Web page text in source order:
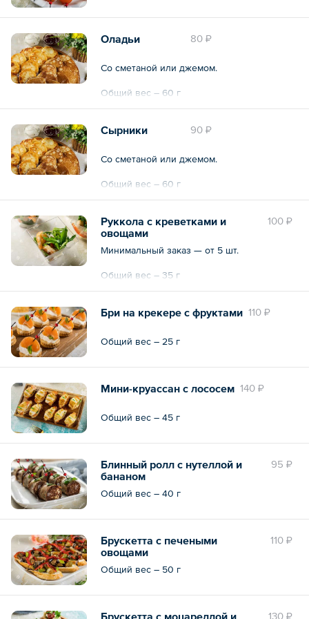
80 ₽
Оладьи
Со сметаной или джемом.
Общий вес – 60 г
90 ₽
Сырники
Со сметаной или джемом.
Общий вес – 60 г
100 ₽
Руккола с креветками и
овощами
Минимальный заказ — от 5 шт.
Общий вес – 35 г
110 ₽
Бри на крекере с фруктами
Общий вес – 25 г
140 ₽
Мини-круассан с лососем
Общий вес – 45 г
95 ₽
Блинный ролл с нутеллой и
бананом
Общий вес – 40 г
110 ₽
Брускетта с печеными
овощами
Общий вес – 50 г
130 ₽
Брускетта с моцареллой и